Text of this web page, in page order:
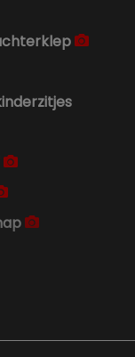
delen